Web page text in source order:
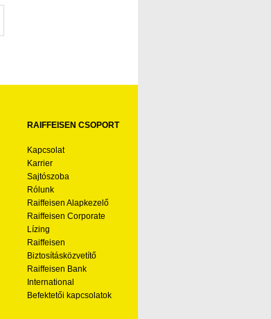
RAIFFEISEN CSOPORT
Kapcsolat
Karrier
Sajtószoba
Rólunk
Raiffeisen Alapkezelő
Raiffeisen Corporate
Lízing
Raiffeisen
Biztosításközvetítő
Raiffeisen Bank
International
Befektetői kapcsolatok